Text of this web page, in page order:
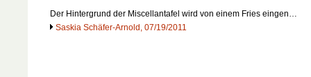
Der Hintergrund der Miscellantafel wird von einem Fries eingen…
Saskia Schäfer-Arnold, 07/19/2011